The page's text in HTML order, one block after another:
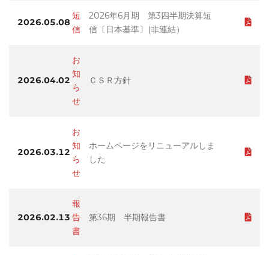
2026.05.08
短
信
2026年6月期 第3四半期決算短
信〔日本基準〕(非連結）
2026.04.02
お
知
ら
せ
ＣＳＲ方針
2026.03.12
お
知
ら
せ
ホームページをリニューアルしま
した
2026.02.13
報
告
書
第36期 半期報告書